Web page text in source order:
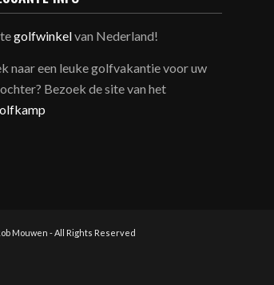
golfwinkelvan Nederland!
naar een leuke golfvakantie voor uw
Bezoek de site van het
Mouwen - All Rights Reserved